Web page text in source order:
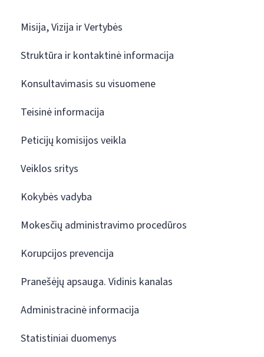
Misija, Vizija ir Vertybės
Struktūra ir kontaktinė informacija
Konsultavimasis su visuomene
Teisinė informacija
Peticijų komisijos veikla
Veiklos sritys
Kokybės vadyba
Mokesčių administravimo procedūros
Korupcijos prevencija
Pranešėjų apsauga. Vidinis kanalas
Administracinė informacija
Statistiniai duomenys